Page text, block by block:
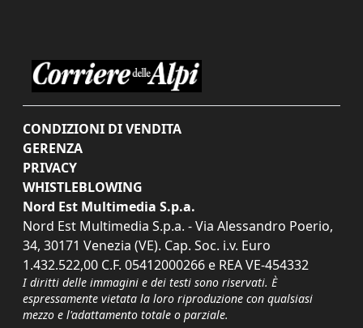
CONDIZIONI DI VENDITA
GERENZA
PRIVACY
WHISTLEBLOWING
Nord Est Multimedia S.p.a.
Nord Est Multimedia S.p.a. - Via Alessandro Poerio,
34, 30171 Venezia (VE). Cap. Soc. i.v. Euro
1.432.522,00 C.F. 05412000266 e REA VE-454332
I diritti delle immagini e dei testi sono riservati. È
espressamente vietata la loro riproduzione con qualsiasi
mezzo e l'adattamento totale o parziale.